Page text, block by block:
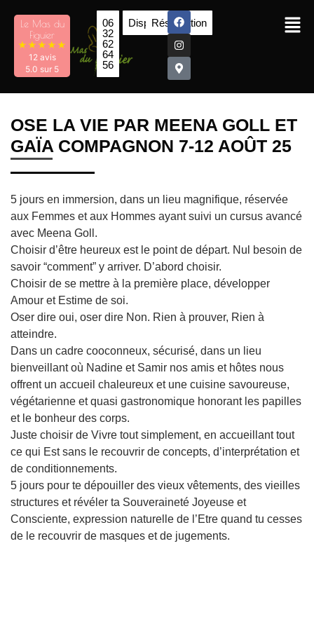
Le Mas du
Figuier
★★★★★
12 avis
5.0 sur 5
06
32
62
64
56
Disponibilités
Réservation
OSE LA VIE PAR MEENA GOLL ET
GAÏA COMPAGNON 7-12 AOÛT 25
5 jours en immersion, dans un lieu magnifique, réservée
aux Femmes et aux Hommes ayant suivi un cursus avancé
avec Meena Goll.
Choisir d’être heureux est le point de départ. Nul besoin de
savoir “comment” y arriver. D’abord choisir.
Choisir de se mettre à la première place, développer
Amour et Estime de soi.
Oser dire oui, oser dire Non. Rien à prouver, Rien à
atteindre.
Dans un cadre cooconneux, sécurisé, dans un lieu
bienveillant où Nadine et Samir nos amis et hôtes nous
offrent un accueil chaleureux et une cuisine savoureuse,
végétarienne et quasi gastronomique honorant les papilles
et le bonheur des corps.
Juste choisir de Vivre tout simplement, en accueillant tout
ce qui Est sans le recouvrir de concepts, d’interprétation et
de conditionnements.
5 jours pour te dépouiller des vieux vêtements, des vieilles
structures et révéler ta Souveraineté Joyeuse et
Consciente, expression naturelle de l’Etre quand tu cesses
de le recouvrir de masques et de jugements.